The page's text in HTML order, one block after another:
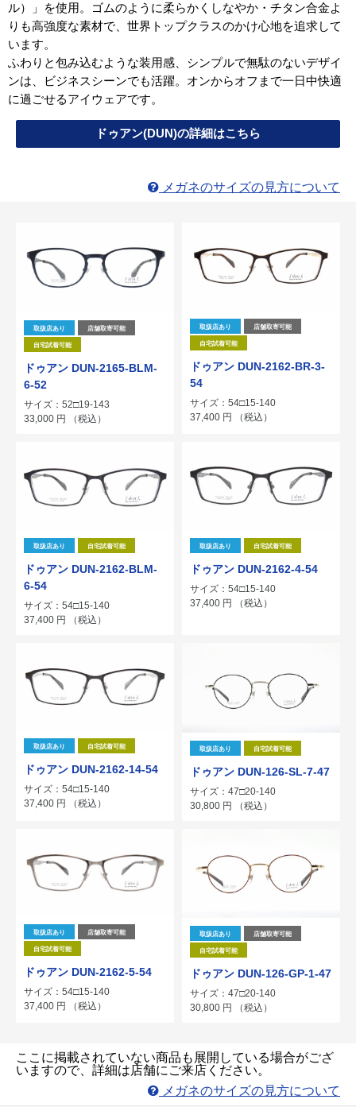
ル）」を使用。ゴムのように柔らかくしなやか・チタン合金よ
りも高強度な素材で、世界トップクラスのかけ心地を追求して
います。
ふわりと包み込むような装用感、シンプルで無駄のないデザイ
ンは、ビジネスシーンでも活躍。オンからオフまで一日中快適
に過ごせるアイウェアです。
ドゥアン(DUN)の詳細はこちら
メガネのサイズの見方について
取扱店あり 店舗取寄可能
自宅試着可能
ドゥアン DUN-2165-BLM-
6-52
サイズ：52□19-143
33,000 円 （税込）
取扱店あり 店舗取寄可能
自宅試着可能
ドゥアン DUN-2162-BR-3-
54
サイズ：54□15-140
37,400 円 （税込）
取扱店あり 自宅試着可能
ドゥアン DUN-2162-BLM-
6-54
サイズ：54□15-140
37,400 円 （税込）
取扱店あり 自宅試着可能
ドゥアン DUN-2162-4-54
サイズ：54□15-140
37,400 円 （税込）
取扱店あり 自宅試着可能
ドゥアン DUN-2162-14-54
サイズ：54□15-140
37,400 円 （税込）
取扱店あり 自宅試着可能
ドゥアン DUN-126-SL-7-47
サイズ：47□20-140
30,800 円 （税込）
取扱店あり 店舗取寄可能
自宅試着可能
ドゥアン DUN-2162-5-54
サイズ：54□15-140
37,400 円 （税込）
取扱店あり 店舗取寄可能
自宅試着可能
ドゥアン DUN-126-GP-1-47
サイズ：47□20-140
30,800 円 （税込）
ここに掲載されていない商品も展開している場合がござ
いますので、詳細は店舗にご来店ください。
メガネのサイズの見方について